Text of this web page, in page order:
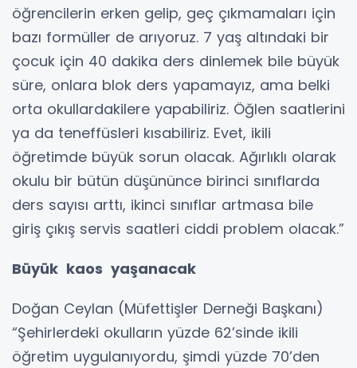
öğrencilerin erken gelip, geç çıkmamaları için
bazı formüller de arıyoruz. 7 yaş altındaki bir
çocuk için 40 dakika ders dinlemek bile büyük
süre, onlara blok ders yapamayız, ama belki
orta okullardakilere yapabiliriz. Öğlen saatlerini
ya da teneffüsleri kısabiliriz. Evet, ikili
öğretimde büyük sorun olacak. Ağırlıklı olarak
okulu bir bütün düşününce birinci sınıflarda
ders sayısı arttı, ikinci sınıflar artmasa bile
giriş çıkış servis saatleri ciddi problem olacak.”
Büyük kaos yaşanacak
Doğan Ceylan (Müfettişler Derneği Başkanı)
“Şehirlerdeki okulların yüzde 62’sinde ikili
öğretim uygulanıyordu, şimdi yüzde 70’den